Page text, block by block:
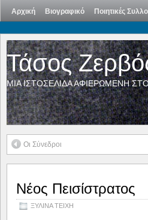
Αρχική Βιογραφικό Ποιητικές
Τάσος
ΜΙΑ ΙΣΤΟΣΕΛΙΔΑ ΑΦΙΕΡΩΜΕΝΗ
Οι Σύνεδροι
Νέος Πεισίστρατος
ΞΥΛΙΝΑ ΤΕΙΧΗ